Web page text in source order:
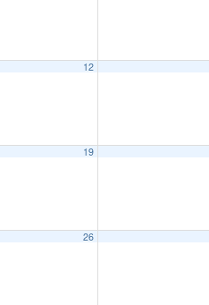
12
19
26